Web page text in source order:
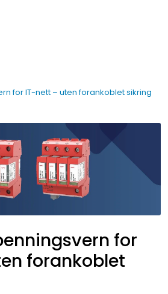
for IT-nett – uten forankoblet sikring
for
forankoblet